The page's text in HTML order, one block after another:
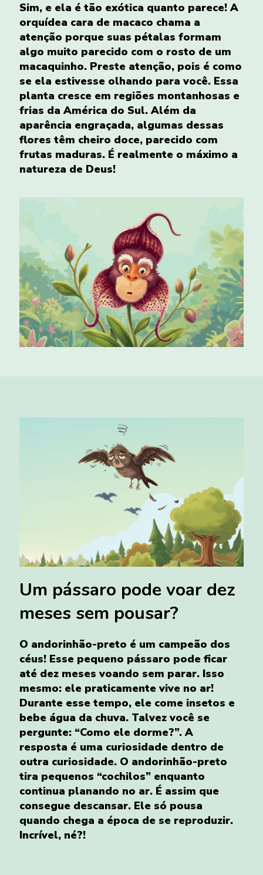
Sim, e ela é tão exótica quanto parece! A
orquídea cara de macaco chama a
atenção porque suas pétalas formam
algo muito parecido com o rosto de um
macaquinho. Preste atenção, pois é como
se ela estivesse olhando para você. Essa
planta cresce em regiões montanhosas e
frias da América do Sul. Além da
aparência engraçada, algumas dessas
flores têm cheiro doce, parecido com
frutas maduras. É realmente o máximo a
natureza de Deus!
Um pássaro pode voar dez
meses sem pousar?
O andorinhão-preto é um campeão dos
céus! Esse pequeno pássaro pode ficar
até dez meses voando sem parar. Isso
mesmo: ele praticamente vive no ar!
Durante esse tempo, ele come insetos e
bebe água da chuva. Talvez você se
pergunte: “Como ele dorme?”. A
resposta é uma curiosidade dentro de
outra curiosidade. O andorinhão-preto
tira pequenos “cochilos” enquanto
continua planando no ar. É assim que
consegue descansar. Ele só pousa
quando chega a época de se reproduzir.
Incrível, né?!